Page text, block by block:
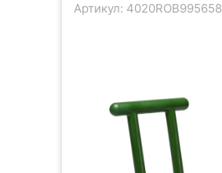
Артикул: 4020ROB995658